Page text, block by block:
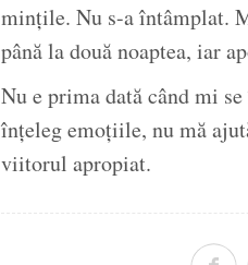
mințile. Nu s-a întâmplat.
până la două noaptea, iar
Nu e prima dată când mi
înțeleg emoțiile, nu mă
viitorul apropiat.